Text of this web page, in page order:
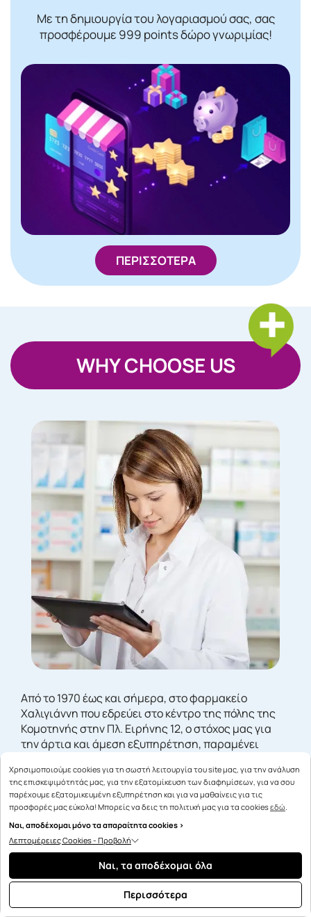
Με τη δημιουργία του λογαριασμού σας, σας
προσφέρουμε 999 points δώρο γνωριμίας!
ΠΕΡΙΣΣΟΤΕΡΑ
WHY CHOOSE US
Από το 1970 έως και σήμερα, στο φαρμακείο
Χαλιγιάννη που εδρεύει στο κέντρο της πόλης της
Κομοτηνής στην Πλ. Ειρήνης 12, ο στόχος μας για
την άρτια και άμεση εξυπηρέτηση, παραμένει
κοινού, έχοντας αναπτύξει μία μακρόχρονη σχέση
εμπιστοσύνης μετά από την 50ετή εμπειρία μας.
ΠΕΡΙΣΣΟΤΕΡΑ
Χρησιμοποιούμε cookies για τη σωστή λειτουργία του site μας, για την ανάλυση
της επισκεψιμότητάς μας, για την εξατομίκευση των διαφημίσεων, για να σου
παρέχουμε εξατομικευμένη εξυπηρέτηση και για να μαθαίνεις για τις
προσφορές μας εύκολα! Μπορείς να δεις τη πολιτική μας για τα cookiesεδώ.
Ναι, αποδέχομαι μόνο τα απαραίτητα cookies >
Λεπτομέρειες Cookies - Προβολή
Ναι, τα αποδέχομαι όλα
Περισσότερα